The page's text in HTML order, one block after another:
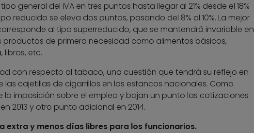
general del IVA en tres puntos hasta llegar al 21% desde el 18%
reducido se eleva dos puntos, pasando del 8% al 10%. La mejor
al tipo superreducido, que se mantendrá invariable en
productos de primera necesidad como alimentos básicos,
libros, etc.
con respecto al tabaco, una cuestión que tendrá su reflejo en
las cajetillas de cigarrillos en los estancos nacionales. Como
la imposición sobre el empleo y bajan un punto las cotizaciones
2013 y otro punto adicional en 2014.
extra y menos días libres para los funcionarios.